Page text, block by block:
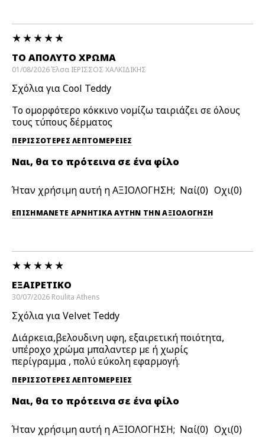
ΤΟ ΑΠΌΛΥΤΟ ΧΡΏΜΑ
01/08/2026Έλσα ΙΕΡΙΣΣΟΣ ΧΑΛΚΙΔΙΚΗΣ
Σχόλια για Cool Teddy
Το ομορφότερο κόκκινο νομίζω ταιριάζει σε όλους
τους τύπους δέρματος
ΠΕΡΙΣΣΌΤΕΡΕΣ ΛΕΠΤΟΜΈΡΕΙΕΣ
Ναι, θα το πρότεινα σε ένα φίλο
Ήταν χρήσιμη αυτή η ΑΞΙΟΛΟΓΗΣΗ; 0 0
ΕΠΙΣΗΜΆΝΕΤΕ ΑΡΝΗΤΙΚΆ ΑΥΤΉΝ ΤΗΝ ΑΞΙΟΛΟΓΗΣΗ
ΕΞΑΙΡΕΤΙΚΌ
30/07/2026 Roulita Athens
Σχόλια για Velvet Teddy
Διάρκεια,βελουδινη υφη, εξαιρετική ποιότητα,
υπέροχο χρώμα μπαλαντερ με ή χωρίς
περίγραμμα , πολύ εύκολη εφαρμογή.
ΠΕΡΙΣΣΌΤΕΡΕΣ ΛΕΠΤΟΜΈΡΕΙΕΣ
Ναι, θα το πρότεινα σε ένα φίλο
Ήταν χρήσιμη αυτή η ΑΞΙΟΛΟΓΗΣΗ; 0 0